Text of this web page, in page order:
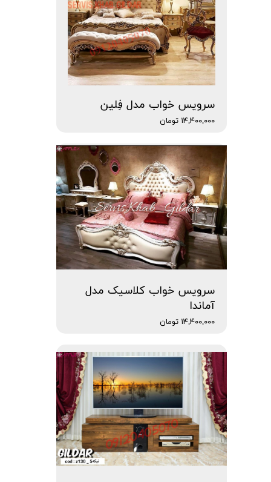
سرویس خواب مدل فِلین
۱۴,۴۰۰,۰۰۰ تومان
سرویس خواب کلاسیک مدل
آماندا
۱۴,۴۰۰,۰۰۰ تومان